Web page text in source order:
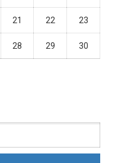
21 22 23
28 29 30